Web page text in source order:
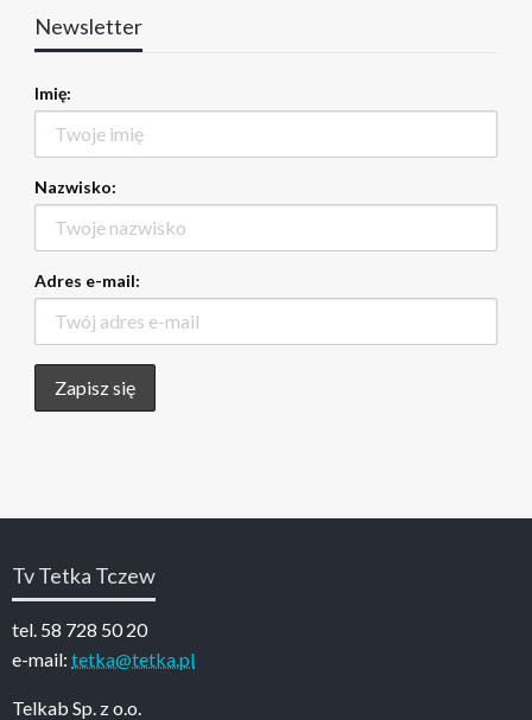
Newsletter
Imię:
Nazwisko:
Adres e-mail:
Tv Tetka Tczew
tel. 58 728 50 20
e-mail: tetka@tetka.pl
Telkab Sp. z o.o.